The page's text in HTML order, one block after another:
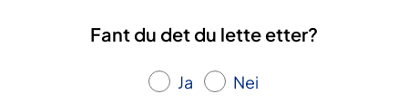
Fant du det du lette etter?
Ja Nei